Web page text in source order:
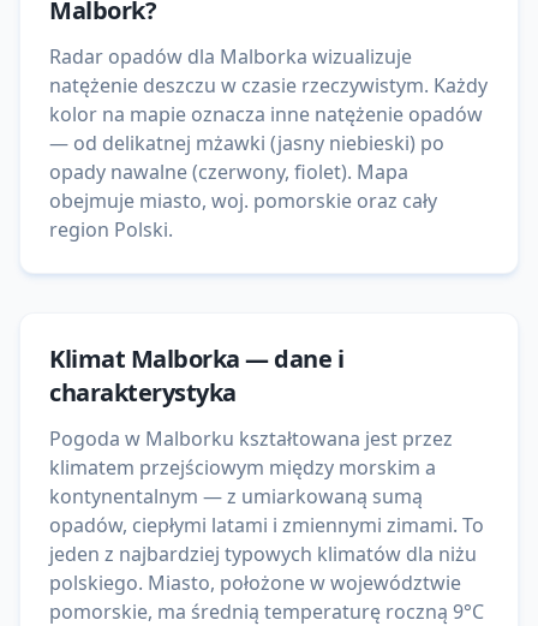
Malbork?
Radar opadów dla Malborka wizualizuje
natężenie deszczu w czasie rzeczywistym. Każdy
kolor na mapie oznacza inne natężenie opadów
— od delikatnej mżawki (jasny niebieski) po
opady nawalne (czerwony, fiolet). Mapa
obejmuje miasto, woj. pomorskie oraz cały
region Polski.
Klimat Malborka— dane i
charakterystyka
Pogoda w Malborku kształtowana jest przez
klimatem przejściowym między morskim a
kontynentalnym — z umiarkowaną sumą
opadów, ciepłymi latami i zmiennymi zimami. To
jeden z najbardziej typowych klimatów dla niżu
polskiego. Miasto, położone w województwie
pomorskie, ma średnią temperaturę roczną 9°C